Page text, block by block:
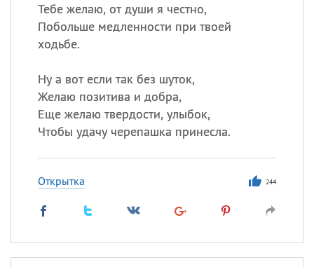
Тебе желаю, от души я честно,
Побольше медленности при твоей
ходьбе.
Ну а вот если так без шуток,
Желаю позитива и добра,
Еще желаю твердости, улыбок,
Чтобы удачу черепашка принесла.
Открытка 244